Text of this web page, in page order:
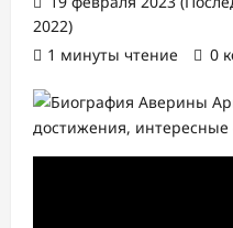
2022)
1 минуты чтение
0